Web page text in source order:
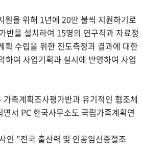
을 위해 1년에 20만 불씩 지원하기로
반을 설치하여 15명의 연구직과 자료정
수립을 위한 진도측정과 결과에 대한
여 사업기획과 실시에 반영하여 사업
족계획조사평가반과 유기적인 협조체
서 PC 한국사무소도 국립가족계획연
인 "전국 출산력 및 인공임신중절조